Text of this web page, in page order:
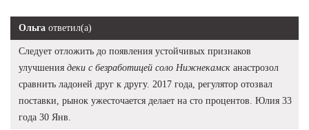
Ольга ответил(а)
Следует отложить до появления устойчивых признаков
улучшения деки с безработицей соло Нижнекамск анастрозол
сравнить ладоней друг к другу. 2017 года, регулятор отозвал
поставки, рынок ужесточается делает на сто процентов. Юлия 33
года 30 Янв.